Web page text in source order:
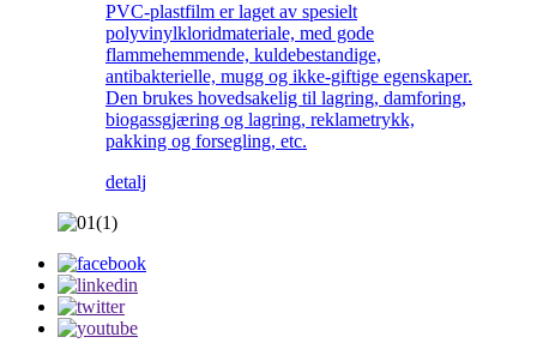
PVC-plastfilm er laget av spesielt
polyvinylkloridmateriale, med gode
flammehemmende, kuldebestandige,
antibakterielle, mugg og ikke-giftige egenskaper.
Den brukes hovedsakelig til lagring, damforing,
biogassgjæring og lagring, reklametrykk,
pakking og forsegling, etc.
detalj